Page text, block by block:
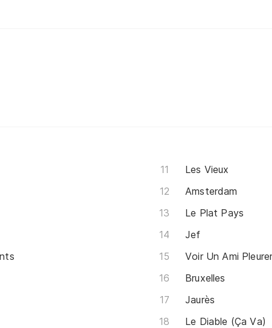
Les Vieux
Amsterdam
Le Plat Pays
Jef
Voir Un Ami
Bruxelles
Jaurès
Le Diable (Ça Va)